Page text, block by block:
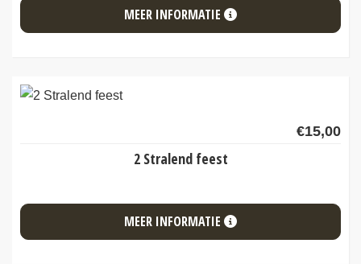
MEER INFORMATIE
€15,00
2 Stralend feest
MEER INFORMATIE